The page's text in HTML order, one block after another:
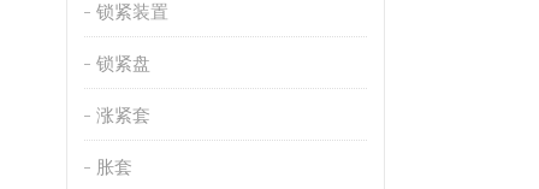
锁紧装置
锁紧盘
涨紧套
胀套